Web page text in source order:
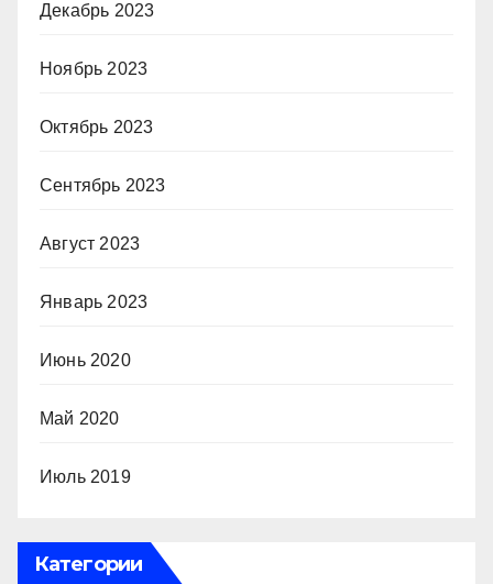
Декабрь 2023
Ноябрь 2023
Октябрь 2023
Сентябрь 2023
Август 2023
Январь 2023
Июнь 2020
Май 2020
Июль 2019
Категории